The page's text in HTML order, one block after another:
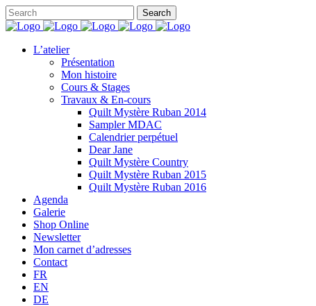
L’atelier
Présentation
Mon histoire
Cours & Stages
Travaux & En-cours
Quilt Mystère Ruban 2014
Sampler MDAC
Calendrier perpétuel
Dear Jane
Quilt Mystère Country
Quilt Mystère Ruban 2015
Quilt Mystère Ruban 2016
Agenda
Galerie
Shop Online
Newsletter
Mon carnet d’adresses
Contact
FR
EN
DE